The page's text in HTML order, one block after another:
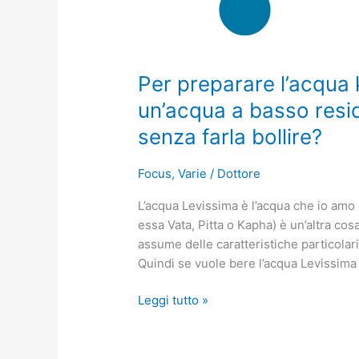
Per preparare
un’acqua a basso
senza farla bollire?
Focus,Varie / Dottore
L’acqua Levissima è l’acqua che io
essa Vata, Pitta o Kapha) è un’altra
assume delle caratteristiche
Quindi se vuole bere l’acqua
senza
farla
bollire?
Leggi tutto »